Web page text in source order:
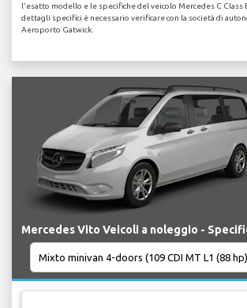
l'esatto modello e le specifiche del veicolo Mercedes C Class
dettagli specifici è necessario verificare con la società di
Aeroporto Gatwick.
Mercedes Vito Veicoli a noleggio -